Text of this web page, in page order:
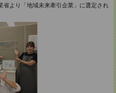
より「地域未来牽引企業」に選定され